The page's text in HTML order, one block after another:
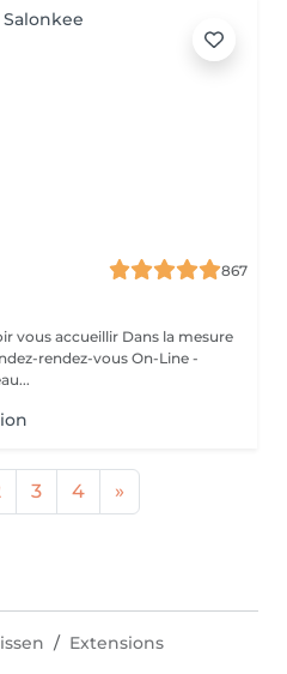
867
Dans la mesure
rendez-vous On-Line -
3 4 »
Extensions